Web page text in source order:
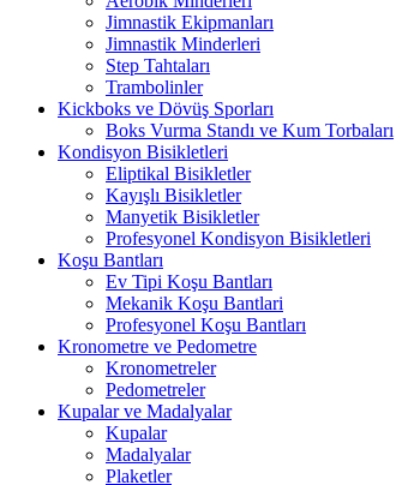
Jimnastik Ekipmanları
Jimnastik Minderleri
Step Tahtaları
Trambolinler
Kickboks ve Dövüş Sporları
Boks Vurma Standı ve Kum Torbaları
Kondisyon Bisikletleri
Eliptikal Bisikletler
Kayışlı Bisikletler
Manyetik Bisikletler
Profesyonel Kondisyon Bisikletleri
Koşu Bantları
Ev Tipi Koşu Bantları
Mekanik Koşu Bantlari
Profesyonel Koşu Bantları
Kronometre ve Pedometre
Kronometreler
Pedometreler
Kupalar ve Madalyalar
Kupalar
Madalyalar
Plaketler